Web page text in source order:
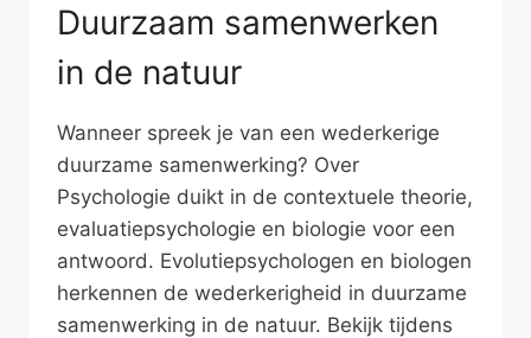
Duurzaam samenwerken
in de natuur
Wanneer spreek je van een wederkerige
duurzame samenwerking? Over
Psychologie duikt in de contextuele theorie,
evaluatiepsychologie en biologie voor een
antwoord. Evolutiepsychologen en biologen
herkennen de wederkerigheid in duurzame
samenwerking in de natuur. Bekijk tijdens